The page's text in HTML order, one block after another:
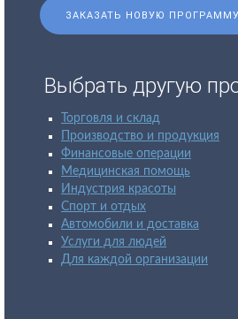
ЗАКАЗАТЬ НОВУЮ ПРОГРАММУ
Выбрать другую
Торговля и склад
Производство и продукция
Финансовые операции
Медицинская помощь
Индустрия красоты
Спорт и отдых
Автомобили и доставка
Услуги для людей
Для каждой организации